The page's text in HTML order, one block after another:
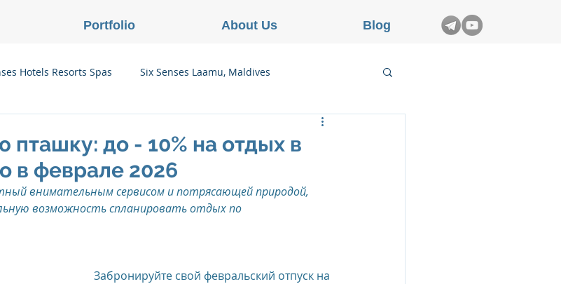
Hotels Resorts Spas Six Senses Laamu, Maldives
Valley, Portugal Six Senses Courchevel, France
до - 10% на отдых в
в феврале 2026
внимательным сервисом и потрясающей природой,
возможность спланировать отдых по
Забронируйте свой февральский отпуск на
Portfolio About Us Blog